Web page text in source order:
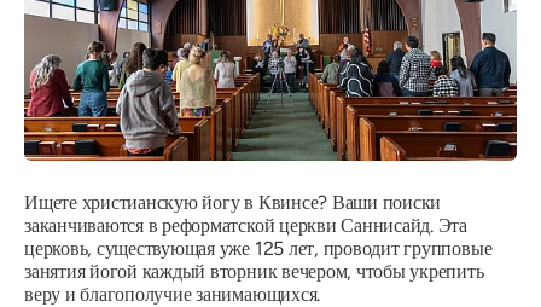
Ищете христианскую йогу в Квинсе? Ваши поиски
заканчиваются в реформатской церкви Саннисайд. Эта
церковь, существующая уже 125 лет, проводит групповые
занятия йогой каждый вторник вечером, чтобы укрепить
веру и благополучие занимающихся.